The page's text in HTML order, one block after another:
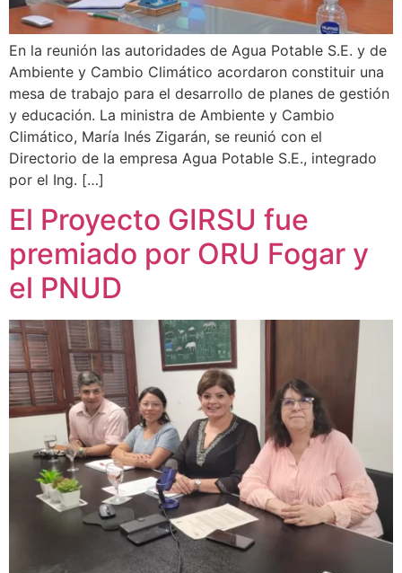
En la reunión las autoridades de Agua Potable S.E. y de
Ambiente y Cambio Climático acordaron constituir una
mesa de trabajo para el desarrollo de planes de gestión
y educación. La ministra de Ambiente y Cambio
Climático, María Inés Zigarán, se reunió con el
Directorio de la empresa Agua Potable S.E., integrado
por el Ing. […]
El Proyecto GIRSU fue
premiado por ORU Fogar y
el PNUD